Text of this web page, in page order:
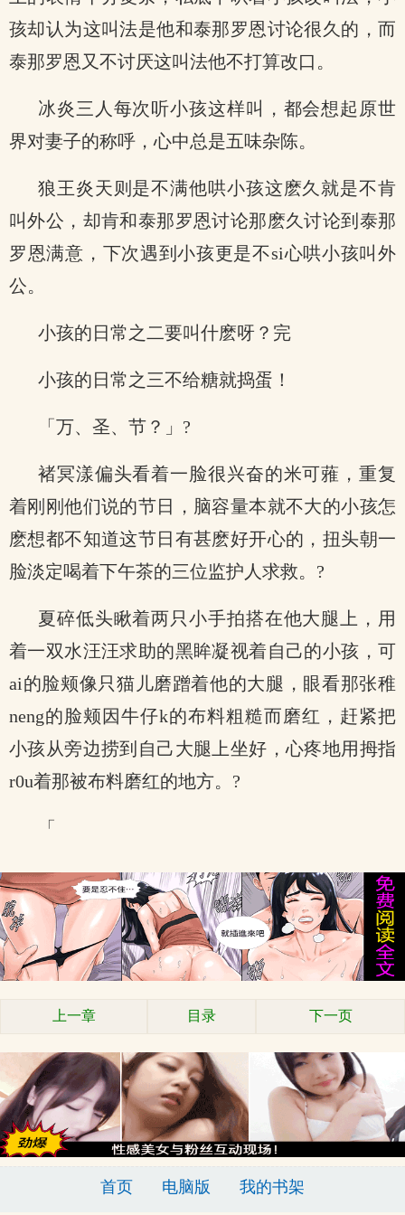
孩却认为这叫法是他和泰那罗恩讨论很久的，而
泰那罗恩又不讨厌这叫法他不打算改口。
冰炎三人每次听小孩这样叫，都会想起原世
界对妻子的称呼，心中总是五味杂陈。
狼王炎天则是不满他哄小孩这麽久就是不肯
叫外公，却肯和泰那罗恩讨论那麽久讨论到泰那
罗恩满意，下次遇到小孩更是不si心哄小孩叫外
公。
小孩的日常之二要叫什麽呀？完
小孩的日常之三不给糖就捣蛋！
「万、圣、节？」?
褚冥漾偏头看着一脸很兴奋的米可蕥，重复
着刚刚他们说的节日，脑容量本就不大的小孩怎
麽想都不知道这节日有甚麽好开心的，扭头朝一
脸淡定喝着下午茶的三位监护人求救。?
夏碎低头瞅着两只小手拍搭在他大腿上，用
着一双水汪汪求助的黑眸凝视着自己的小孩，可
ai的脸颊像只猫儿磨蹭着他的大腿，眼看那张稚
neng的脸颊因牛仔k的布料粗糙而磨红，赶紧把
小孩从旁边捞到自己大腿上坐好，心疼地用拇指
r0u着那被布料磨红的地方。?
「
上一章 目录 下一页
首页 电脑版 我的书架